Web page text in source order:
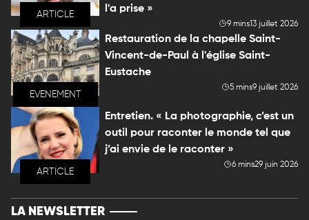
ARTICLE
l'a prise »
9 mins 13 juillet 2026
EVENEMENT
Restauration de la chapelle Saint-
Vincent-de-Paul à l'église Saint-
Eustache
5 mins9 juillet 2026
ARTICLE
Entretien. « La photographie, c’est un
outil pour raconter le monde tel que
j’ai envie de le raconter »
6 mins29 juin 2026
LA NEWSLETTER